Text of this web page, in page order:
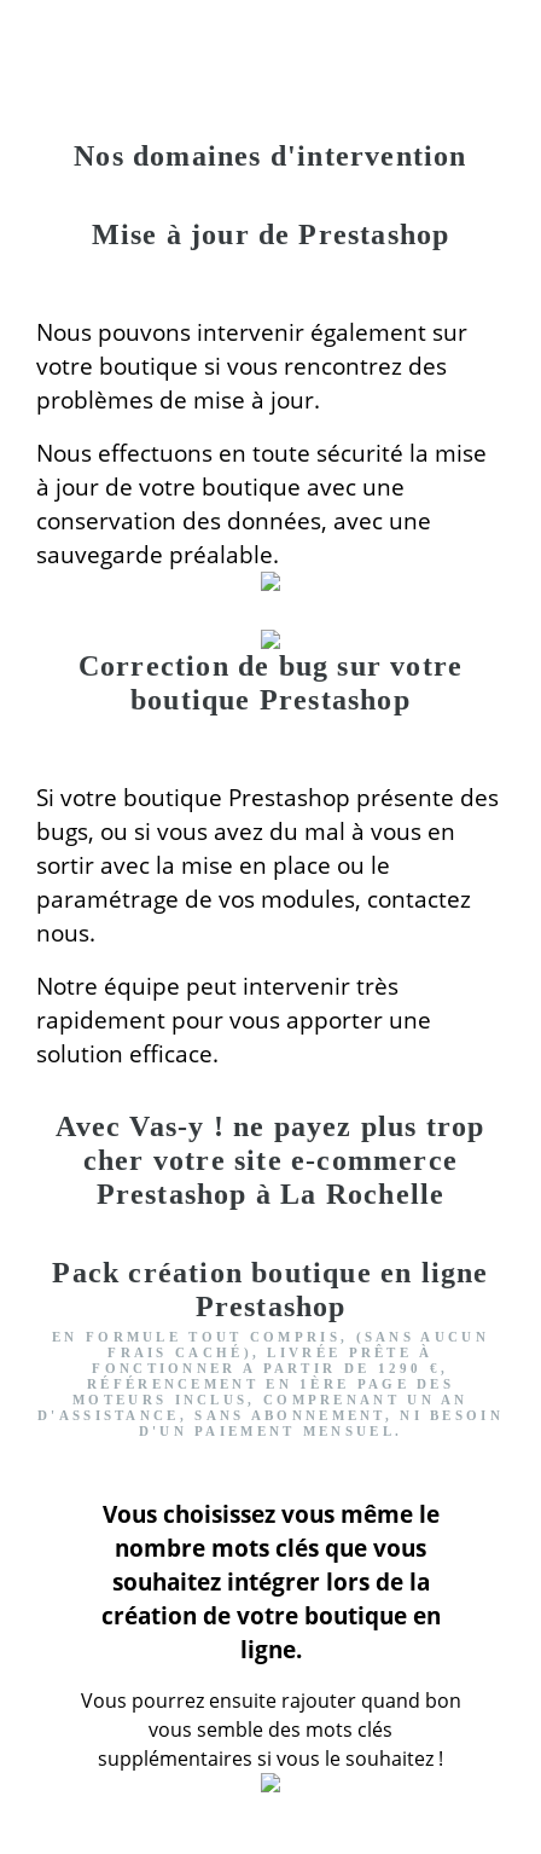
Nos domaines d'intervention
Mise à jour de Prestashop
Nous pouvons intervenir également sur
votre boutique si vous rencontrez des
problèmes de mise à jour.
Nous effectuons en toute sécurité la mise
à jour de votre boutique avec une
conservation des données, avec une
sauvegarde préalable.
Correction de bug sur votre
boutique Prestashop
Si votre boutique Prestashop présente des
bugs, ou si vous avez du mal à vous en
sortir avec la mise en place ou le
paramétrage de vos modules, contactez
nous.
Notre équipe peut intervenir très
rapidement pour vous apporter une
solution efficace.
Avec Vas-y ! ne payez plus trop
cher votre site e-commerce
Prestashop à La Rochelle
Pack création boutique en ligne
Prestashop
EN FORMULE TOUT COMPRIS, (SANS AUCUN
FRAIS CACHÉ), LIVRÉE PRÊTE À
FONCTIONNER
A PARTIR DE 1290 €,
RÉFÉRENCEMENT EN 1ÈRE PAGE DES
MOTEURS INCLUS, COMPRENANT UN AN
D'ASSISTANCE, SANS ABONNEMENT, NI BESOIN
D'UN PAIEMENT MENSUEL.
Vous choisissez vous même le
nombre mots clés que vous
souhaitez intégrer lors de la
création de votre boutique en
ligne.
Vous pourrez ensuite rajouter quand bon
vous semble des mots clés
supplémentaires si vous le souhaitez !